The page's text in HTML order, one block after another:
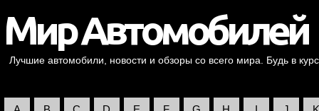
Лучшие автомобили, новости и обзоры со всего мира. Будь в